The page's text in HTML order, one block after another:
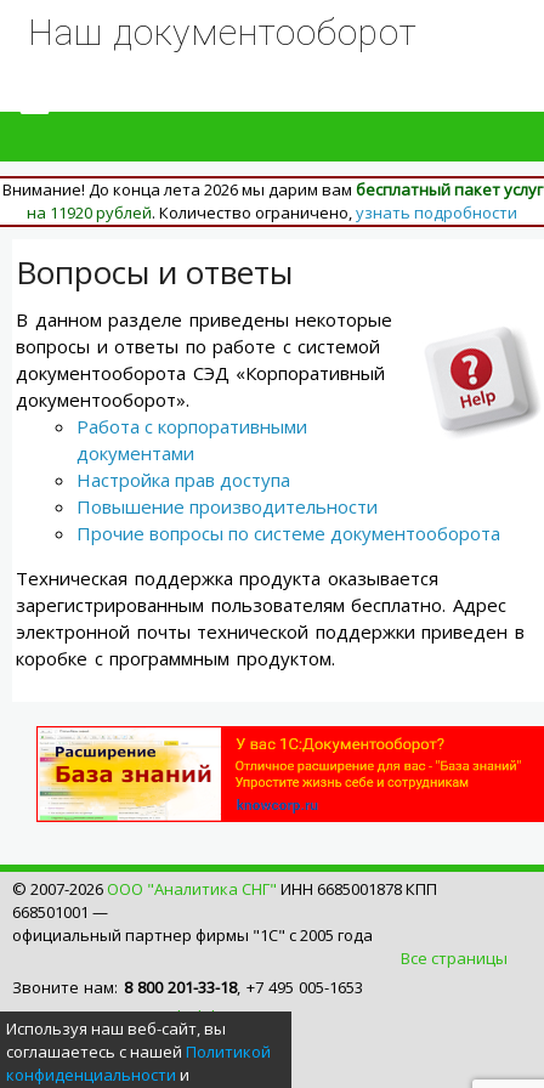
Наш документооборот
Внимание! До конца лета 2026 мы дарим вам бесплатный пакет услуг
на 11920 рублей. Количество ограничено,узнать подробности
Вопросы и ответы
В данном разделе приведены некоторые
вопросы и ответы по работе с системой
документооборота СЭД «Корпоративный
документооборот».
Работа с корпоративными
документами
Настройка прав доступа
Повышение производительности
Прочие вопросы по системе документооборота
Техническая поддержка продукта оказывается
зарегистрированным пользователям бесплатно. Адрес
электронной почты технической поддержки приведен в
коробке с программным продуктом.
© 2007-2026ООО "Аналитика СНГ" ИНН 6685001878 КПП
668501001 —
официальный партнер фирмы "1С" с 2005 года
Все страницы
Звоните нам: 8 800 201-33-18, +7 495 005-1653
Пишите нам:1c@nash-dok.ru
WhatsApp/79222950532
Больше информации VKontakte
Используя наш веб-сайт, вы
соглашаетесь с нашей Политикой
конфиденциальности и